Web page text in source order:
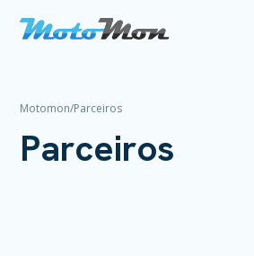
Motomon/Parceiros
Parceiros